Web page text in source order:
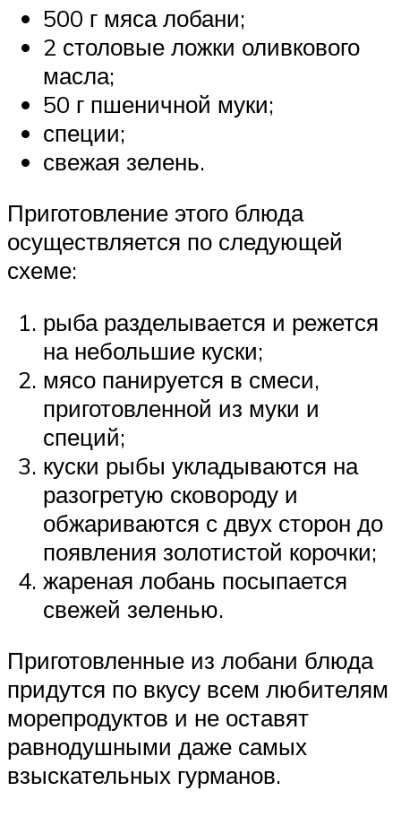
500 г мяса лобани;
2 столовые ложки оливкового
масла;
50 г пшеничной муки;
специи;
свежая зелень.
Приготовление этого блюда
осуществляется по следующей
схеме:
рыба разделывается и режется
на небольшие куски;
мясо панируется в смеси,
приготовленной из муки и
специй;
куски рыбы укладываются на
разогретую сковороду и
обжариваются с двух сторон до
появления золотистой корочки;
жареная лобань посыпается
свежей зеленью.
Приготовленные из лобани блюда
придутся по вкусу всем любителям
морепродуктов и не оставят
равнодушными даже самых
взыскательных гурманов.